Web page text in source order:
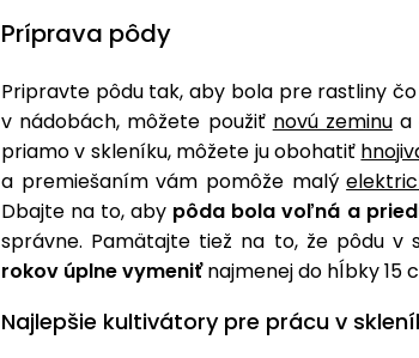
Príprava pôdy
Pripravte pôdu tak, aby bola pre rastliny
v nádobách, môžete použiť novú zeminua
priamo v skleníku, môžete ju obohatiť
a premiešaním vám pomôže malý
Dbajte na to, aby pôda bola voľná a
správne. Pamätajte tiež na to, že pôdu v
rokov úplne vymeniťnajmenej do hĺbky 15
Najlepšie kultivátory pre prácu v